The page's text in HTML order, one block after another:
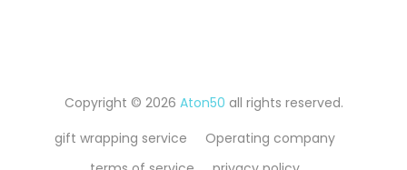
Copyright © 2026 Aton50 all rights reserved.
gift wrapping service
Operating company